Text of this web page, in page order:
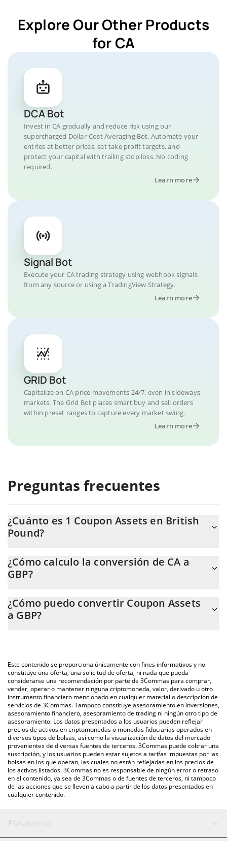
Explore Our Other Products
for CA
DCA Bot
Invest in CA gradually and reduce risk using our
supercharged Dollar-Cost Averaging Bot. Automate your
entries at better prices, set take profit targets, and
protect your capital with trailing stop loss. No coding
required.
Learn more
Signal Bot
Execute your CA trading strategy using webhook signals
from any source or using a TradingView Strategy.
Learn more
GRID Bot
Capitalize on CA price movements 24/7, even in sideways
markets. The Grid Bot places smart buy and sell orders
within preset ranges to capture every market swing.
Learn more
Preguntas frecuentes
¿Cuánto es 1 Coupon Assets en British
Pound?
En este momento, 1 Coupon Assets equivale a 0.159968 GBP.
¿Cómo calculo la conversión de CA a
GBP?
calcular fácilmente el precio de conversión de CA a GBP. Solo
necesitas ingresar la cantidad de Coupon Assets en el campo
También puedes utilizar nuestra tabla de precios de Coupon
Assets que se encuentra arriba para verificar el último precio de
Coupon Assets en las principales monedas fiduciarias y
criptomonedas.
¿Cómo puedo convertir Coupon Assets
a GBP?
otras.
Este contenido se proporciona únicamente con fines informativos y no
constituye una oferta, una solicitud de oferta, ni nada que pueda
considerarse una recomendación por parte de 3Commas para comprar,
vender, operar o mantener ninguna criptomoneda, valor, derivado u otro
instrumento financiero mencionado en cualquier material o descripción de
servicios de 3Commas. Tampoco constituye asesoramiento en inversiones,
asesoramiento financiero, asesoramiento de trading ni ningún otro tipo de
asesoramiento. Los datos presentados a los usuarios pueden reflejar
precios de activos en criptomonedas o monedas fiduciarias operados en
diversos tipos de bolsas, así como la visualización de datos del mercado
provenientes de diversas fuentes de terceros. 3Commas puede cobrar una
suscripción, y los usuarios pueden estar sujetos a tarifas impuestas por las
bolsas en los que operan, las cuales no están reflejadas en los precios de
los activos listados. 3Commas no es responsable de ningún error o retraso
en el contenido, ya sea de 3Commas o de fuentes de terceros, ni tampoco
de las acciones que se lleven a cabo a partir de los datos presentados en
cualquier contenido.
Plataforma